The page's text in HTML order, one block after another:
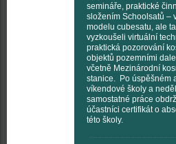
semináře, praktické
složením Schoolsatů –
modelu cubesatu, ale
vyzkoušeli virtuální
praktická pozorování
objektů pozemními
včetně Mezinárodní
stanice. Po úspěšném
víkendové školy a
samostatné práce
účastníci certifikát o
této školy.